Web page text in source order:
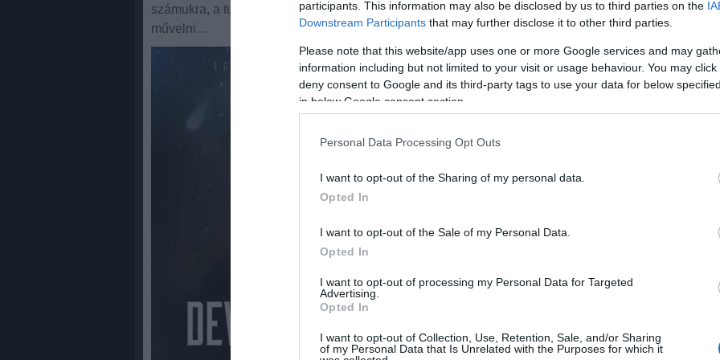
participants. This information may also be disclosed by us to third parties on the
Downstream Participants that may further disclose it to other third parties.
Please note that this website/app uses one or more Google services and may
information including but not limited to your visit or usage behaviour. You may
deny consent to Google and its third-party tags to use your data for below
in below Google consent section.
Personal Data Processing Opt Outs
I want to opt-out of the Sharing of my personal data.
Opted In
I want to opt-out of the Sale of my Personal Data.
Opted In
I want to opt-out of processing my Personal Data for Targeted
Advertising.
Opted In
I want to opt-out of Collection, Use, Retention, Sale, and/or Sharing
of my Personal Data that Is Unrelated with the Purposes for which it
Evil
Exodus
Fanatic
Fit For An
Fostartály (1
Godsleep (1
Grim Reaper
Harakiri
(1
számukra, a turné során eltanulhatják, mi értelme van a zenélésnek, s hogyan kell
művelni…